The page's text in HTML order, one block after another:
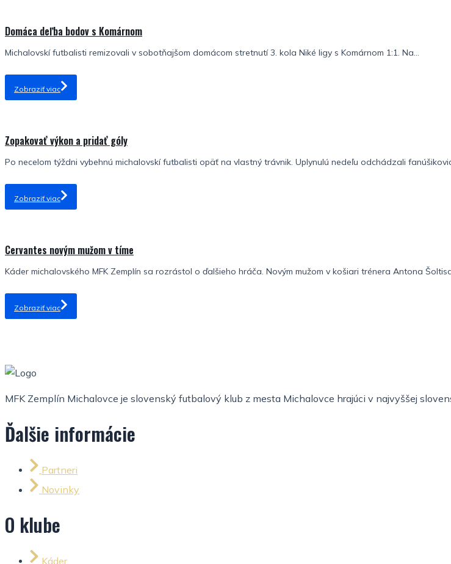
Domáca deľba bodov s Komárnom
Michalovskí futbalisti remizovali v sobotňajšom domácom stretnutí 3. kola Niké ligy s Komárnom 1:1. Na...
Zobraziť viac
Zopakovať výkon a pridať góly
Po necelom týždni vybehnú michalovskí futbalisti opäť na vlastný trávnik. Uplynulú nedeľu odchádzali
Zobraziť viac
Cervantes novým mužom v tíme
Káder michalovského MFK Zemplín sa rozrástol o ďalšieho hráča. Novým mužom v košiari trénera Antona
Zobraziť viac
MFK Zemplín Michalovce je slovenský futbalový klub z mesta Michalovce hrajúci v najvyššej
Ďalšie informácie
Partneri
Novinky
O klube
Káder